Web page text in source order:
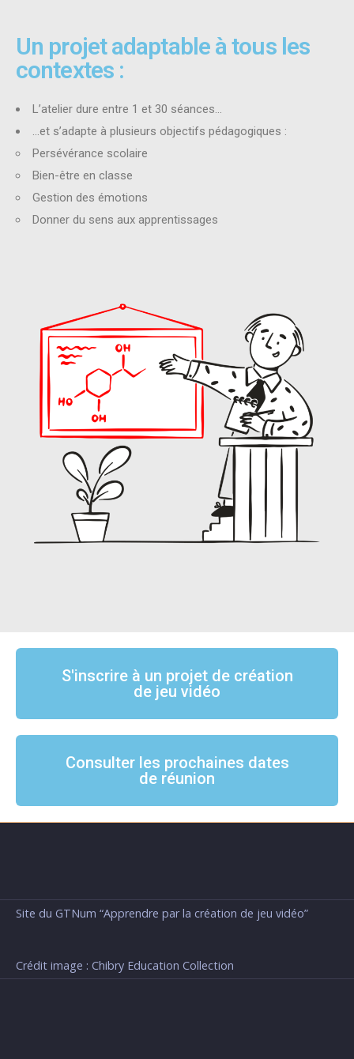
Un projet adaptable à tous les
contextes :
L’atelier dure entre 1 et 30 séances…
…et s’adapte à plusieurs objectifs pédagogiques :
Persévérance scolaire
Bien-être en classe
Gestion des émotions
Donner du sens aux apprentissages
S'inscrire à un projet de création
de jeu vidéo
Consulter les prochaines dates
de réunion
Site du GTNum “Apprendre par la création de jeu vidéo”
Crédit image : Chibry Education Collection